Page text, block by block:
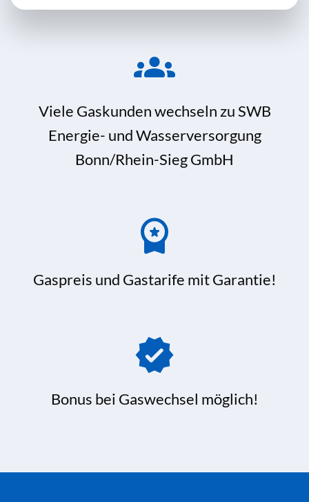
Viele Gaskunden wechseln zu SWB
Energie- und Wasserversorgung
Bonn/Rhein-Sieg GmbH
Gaspreis und Gastarife mit Garantie!
Bonus bei Gaswechsel möglich!